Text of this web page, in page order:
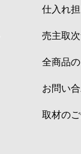
仕入れ
売主取
全商品
お問い
取材の